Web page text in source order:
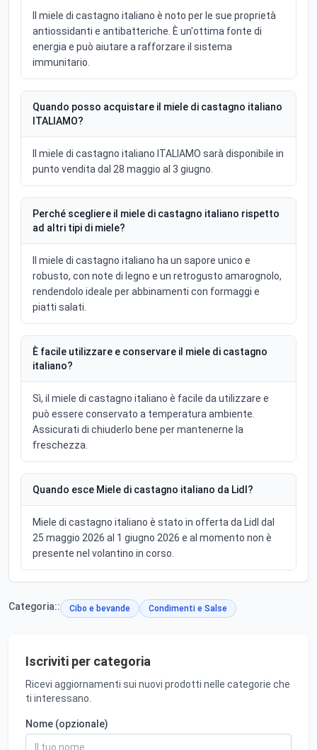
Il miele di castagno italiano è noto per le sue proprietà
antiossidanti e antibatteriche. È un'ottima fonte di
energia e può aiutare a rafforzare il sistema
immunitario.
Quando posso acquistare il miele di castagno italiano
ITALIAMO?
Il miele di castagno italiano ITALIAMO sarà disponibile in
punto vendita dal 28 maggio al 3 giugno.
Perché scegliere il miele di castagno italiano rispetto
ad altri tipi di miele?
Il miele di castagno italiano ha un sapore unico e
robusto, con note di legno e un retrogusto amarognolo,
rendendolo ideale per abbinamenti con formaggi e
piatti salati.
È facile utilizzare e conservare il miele di castagno
italiano?
Sì, il miele di castagno italiano è facile da utilizzare e
può essere conservato a temperatura ambiente.
Assicurati di chiuderlo bene per mantenerne la
freschezza.
Quando esce Miele di castagno italiano da Lidl?
Miele di castagno italiano è stato in offerta da Lidl dal
25 maggio 2026 al 1 giugno 2026 e al momento non è
presente nel volantino in corso.
Categoria:: Cibo e bevande Condimenti e Salse
Iscriviti per categoria
Ricevi aggiornamenti sui nuovi prodotti nelle categorie che
ti interessano.
Nome (opzionale)